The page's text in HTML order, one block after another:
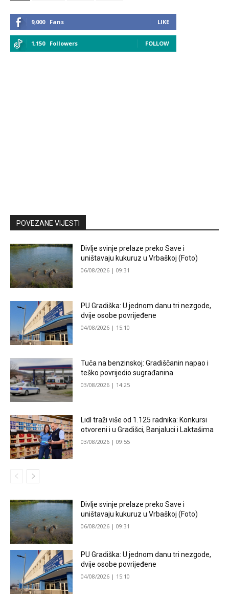
9,000 Fans LIKE
1,150 Followers FOLLOW
POVEZANE VIJESTI
Divlje svinje prelaze preko Save i
uništavaju kukuruz u Vrbaškoj (Foto)
06/08/2026 | 09:31
PU Gradiška: U jednom danu tri nezgode,
dvije osobe povrijeđene
04/08/2026 | 15:10
Tuča na benzinskoj: Gradiščanin napao i
teško povrijedio sugrađanina
03/08/2026 | 14:25
Lidl traži više od 1.125 radnika: Konkursi
otvoreni i u Gradišci, Banjaluci i Laktašima
03/08/2026 | 09:55
Divlje svinje prelaze preko Save i
uništavaju kukuruz u Vrbaškoj (Foto)
06/08/2026 | 09:31
PU Gradiška: U jednom danu tri nezgode,
dvije osobe povrijeđene
04/08/2026 | 15:10